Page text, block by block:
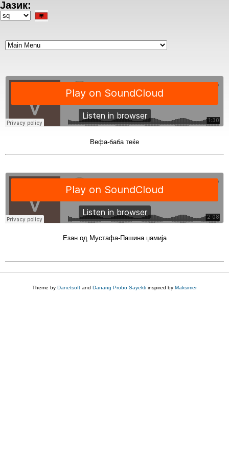
Skip
to
Јазик:
Select
Вефа-баба теќе
Езан од Мустафа-Пашина џамија
Theme by Danetsoft and Danang Probo Sayekti inspired by Maksimer